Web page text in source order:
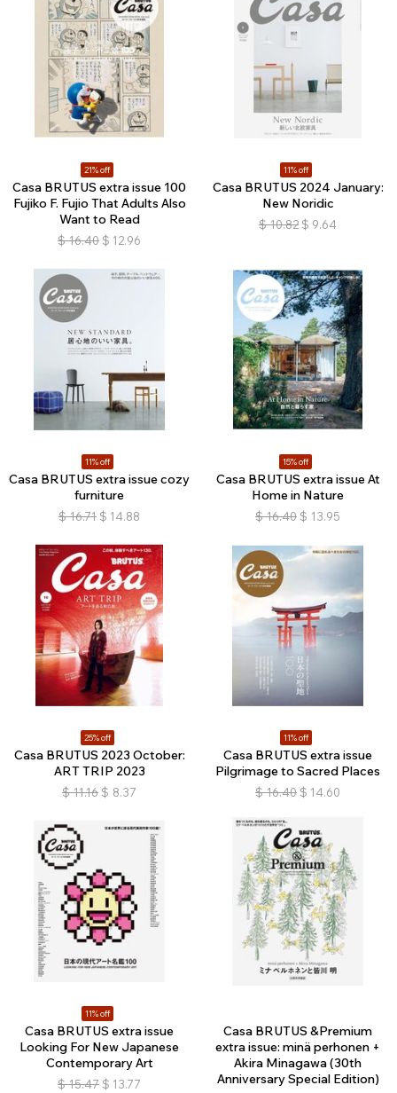
21% off
Casa BRUTUS extra issue 100
Fujiko F. Fujio That Adults Also
Want to Read
$ 16.40 $ 12.96
11% off
Casa BRUTUS 2024 January:
New Noridic
$ 10.82 $ 9.64
11% off
Casa BRUTUS extra issue cozy
furniture
$ 16.71 $ 14.88
15% off
Casa BRUTUS extra issue At
Home in Nature
$ 16.40 $ 13.95
25% off
Casa BRUTUS 2023 October:
ART TRIP 2023
$ 11.16 $ 8.37
11% off
Casa BRUTUS extra issue
Pilgrimage to Sacred Places
$ 16.40 $ 14.60
11% off
Casa BRUTUS extra issue
Looking For New Japanese
Contemporary Art
$ 15.47 $ 13.77
Casa BRUTUS &Premium
extra issue: minä perhonen +
Akira Minagawa (30th
Anniversary Special Edition)